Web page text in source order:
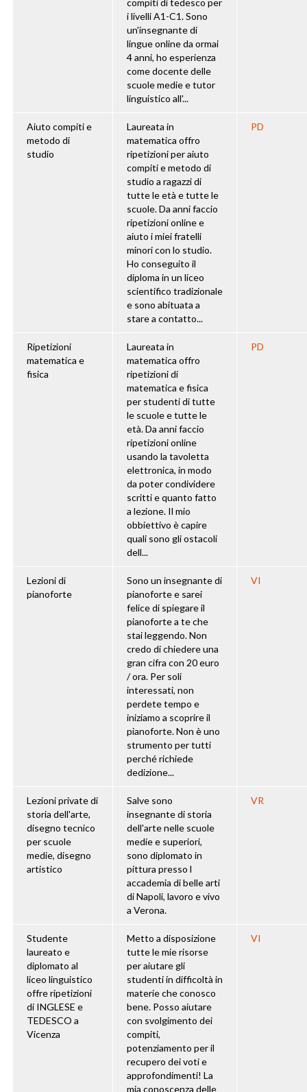
compiti di tedesco per
i livelli A1-C1. Sono
un'insegnante di
lingue online da ormai
4 anni, ho esperienza
come docente delle
scuole medie e tutor
linguistico all'...
Aiuto compiti e
metodo di
studio
Laureata in
matematica offro
ripetizioni per aiuto
compiti e metodo di
studio a ragazzi di
tutte le età e tutte le
scuole. Da anni faccio
ripetizioni online e
aiuto i miei fratelli
minori con lo studio.
Ho conseguito il
diploma in un liceo
scientifico tradizionale
e sono abituata a
stare a contatto...
PD
Ripetizioni
matematica e
fisica
Laureata in
matematica offro
ripetizioni di
matematica e fisica
per studenti di tutte
le scuole e tutte le
età. Da anni faccio
ripetizioni online
usando la tavoletta
elettronica, in modo
da poter condividere
scritti e quanto fatto
a lezione. Il mio
obbiettivo è capire
quali sono gli ostacoli
dell...
PD
Lezioni di
pianoforte
Sono un insegnante di
pianoforte e sarei
felice di spiegare il
pianoforte a te che
stai leggendo. Non
credo di chiedere una
gran cifra con 20 euro
/ ora. Per soli
interessati, non
perdete tempo e
iniziamo a scoprire il
pianoforte. Non è uno
strumento per tutti
perché richiede
dedizione...
VI
Lezioni private di
storia dell'arte,
disegno tecnico
per scuole
medie, disegno
artistico
Salve sono
insegnante di storia
dell'arte nelle scuole
medie e superiori,
sono diplomato in
pittura presso l
accademia di belle arti
di Napoli, lavoro e vivo
a Verona.
VR
Studente
laureato e
diplomato al
liceo linguistico
offre ripetizioni
di INGLESE e
TEDESCO a
Vicenza
Metto a disposizione
tutte le mie risorse
per aiutare gli
studenti in difficoltà in
materie che conosco
bene. Posso aiutare
con svolgimento dei
compiti,
potenziamento per il
recupero dei voti e
approfondimenti! La
mia conoscenza delle
VI